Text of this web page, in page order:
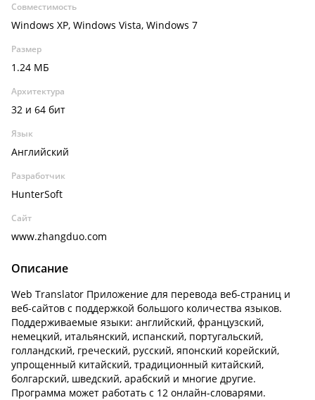
Совместимость
Windows XP, Windows Vista, Windows 7
Размер
1.24 МБ
Архитектура
32 и 64 бит
Язык
Английский
Разработчик
HunterSoft
Сайт
www.zhangduo.com
Описание
Web Translator Приложение для перевода веб-страниц и
веб-сайтов с поддержкой большого количества языков.
Поддерживаемые языки: английский, французский,
немецкий, итальянский, испанский, португальский,
голландский, греческий, русский, японский корейский,
упрощенный китайский, традиционный китайский,
болгарский, шведский, арабский и многие другие.
Программа может работать с 12 онлайн-словарями.